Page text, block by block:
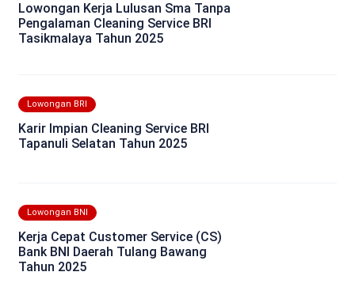
Lowongan Kerja Lulusan Sma Tanpa
Pengalaman Cleaning Service BRI
Tasikmalaya Tahun 2025
Lowongan BRI
Karir Impian Cleaning Service BRI
Tapanuli Selatan Tahun 2025
Lowongan BNI
Kerja Cepat Customer Service (CS)
Bank BNI Daerah Tulang Bawang
Tahun 2025